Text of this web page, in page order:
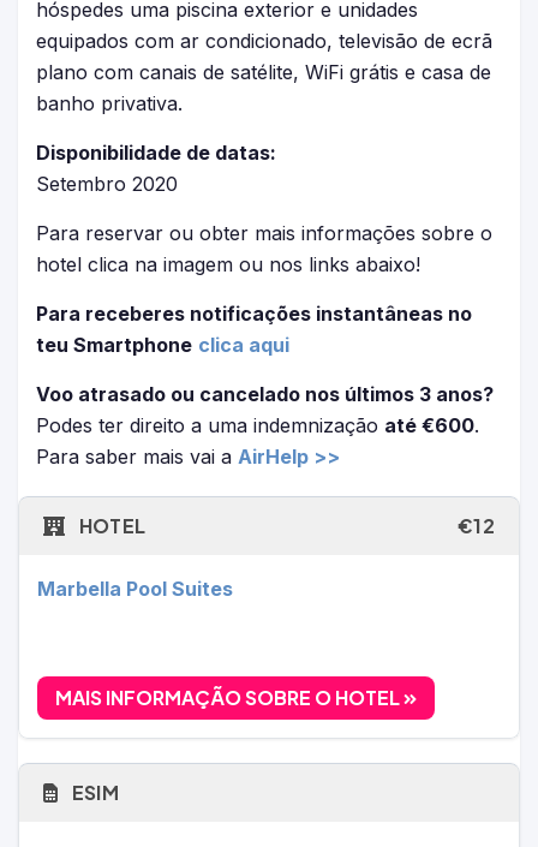
hóspedes uma piscina exterior e unidades
equipados com ar condicionado, televisão de ecrã
plano com canais de satélite, WiFi grátis e casa de
banho privativa.
Disponibilidade de datas:
Setembro 2020
Para reservar ou obter mais informações sobre o
hotel clica na imagem ou nos links abaixo!
Para receberes notificações instantâneas no
teu Smartphone clica aqui
Voo atrasado ou cancelado nos últimos 3 anos?
Podes ter direito a uma indemnização até €600.
Para saber mais vai a AirHelp >>
HOTEL €12
Marbella Pool Suites
MAIS INFORMAÇÃO SOBRE O HOTEL
ESIM